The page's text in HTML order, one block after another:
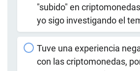
"subido" en
yo sigo investigando el
Tuve una experiencia
con las criptomonedas,